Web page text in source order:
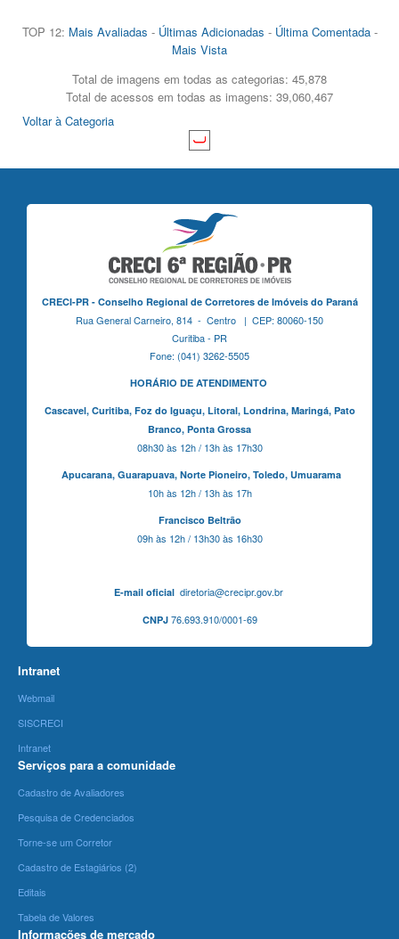
TOP 12: Mais Avaliadas - Últimas Adicionadas - Última Comentada-
Mais Vista
Total de imagens em todas as categorias: 45,878
Total de acessos em todas as imagens: 39,060,467
Voltar à Categoria
CRECI-PR - Conselho Regional de Corretores de Imóveis do Paraná
Rua General Carneiro, 814 - Centro | CEP: 80060-150
Curitiba - PR
Fone: (041) 3262-5505
HORÁRIO DE ATENDIMENTO
Cascavel, Curitiba,Foz do Iguaçu, Litoral, Londrina, Maringá, Pato
Branco, Ponta Grossa
08h30 às 12h / 13h às 17h30
Apucarana, Guarapuava, Norte Pioneiro, Toledo, Umuarama
10h às 12h / 13h às 17h
Francisco Beltrão
09h às 12h / 13h30 às 16h30
E-mail oficialdiretoria@crecipr.gov.br
CNPJ76.693.910/0001-69
Intranet
Webmail
SISCRECI
Intranet
Serviços para a comunidade
Cadastro de Avaliadores
Pesquisa de Credenciados
Torne-se um Corretor
Cadastro de Estagiários (2)
Editais
Tabela de Valores
Informações de mercado